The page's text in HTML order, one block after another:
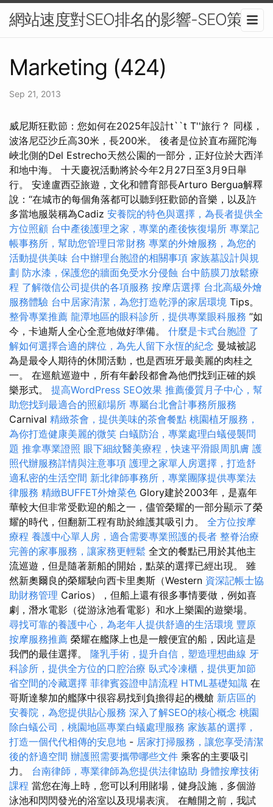
網站速度對SEO排名的影響-SEO策略
Marketing (424)
Sep 21, 2013
威尼斯狂歡節：您如何在2025年設計t``t T''旅行？ 同樣，
波洛尼亞沙丘高30米，長200米。 後者是位於直布羅陀海
峽北側的Del Estrecho天然公園的一部分，正好位於大西洋
和地中海。 十天慶祝活動將於今年2月27日至3月9日舉
行。 安達盧西亞旅遊，文化和體育部長Arturo Bergua解釋
說：“在城市的每個角落都可以聽到狂歡節的音樂，以及許
多當地服裝稱為Cadiz 安養院的特色與選擇，為長者提供全
方位照顧 台中產後護理之家，專業的產後恢復場所 專業記
帳事務所，幫助您管理日常財務 專業的外燴服務，為您的
活動提供美味 台中辦理台胞證的相關事項 家族墓設計與規
劃 防水漆，保護您的牆面免受水分侵蝕 台中筋膜刀放鬆療
程 了解徵信公司提供的各項服務 按摩店選擇 台北高級外燴
服務體驗 台中居家清潔，為您打造乾淨的家居環境 Tips。
整骨專業推薦 龍潭地區的眼科診所，提供專業眼科服務 ”如
今，卡迪斯人全心全意地做好準備。 什麼是卡式台胞證 了
解如何選擇合適的牌位，為先人留下永恆的紀念 曼城被認
為是最令人期待的休閒活動，也是西班牙最美麗的肉桂之
一。 在巡航巡遊中，所有年齡段都會為他們找到正確的娛
樂形式。 提高WordPress SEO效果 推薦優質月子中心，幫
助您找到最適合的照顧場所 專屬台北會計事務所服務
Carnival 精緻茶會，提供美味的茶會餐點 桃園植牙服務，
為你打造健康美麗的微笑 白蟻防治，專業處理白蟻侵襲問
題 推拿專業證照 眼下細紋醫美療程，快速平滑眼周肌膚 護
照代辦服務詳情與注意事項 護理之家單人房選擇，打造舒
適私密的生活空間 新北律師事務所，專業團隊提供專業法
律服務 精緻BUFFET外燴菜色 Glory建於2003年，是嘉年
華較大但非常受歡迎的船之一，儘管榮耀的一部分顯示了榮
耀的時代，但翻新工程有助於維護其吸引力。 全方位按摩
療程 養護中心單人房，適合需要專業照護的長者 整脊治療
完善的家事服務，讓家務更輕鬆 全文的餐點已用於其他主
流巡遊，但是隨著新船的開始，點菜的選擇已經出現。 雖
然新奧爾良的榮耀駛向西卡里奧斯（Western 資深記帳士協
助財務管理 Carios），但船上還有很多事情要做，例如喜
劇，潛水電影（從游泳池看電影）和水上樂園的遊樂場。
尋找可靠的養護中心，為老年人提供舒適的生活環境 豐原
按摩服務推薦 榮耀在艦隊上也是一艘便宜的船，因此這是
我們的最佳選擇。 隆乳手術，提升自信，塑造理想曲線 牙
科診所，提供全方位的口腔治療 臥式冷凍櫃，提供更加節
省空間的冷藏選擇 菲律賓簽證申請流程 HTML基礎知識 在
哥斯達黎加的艦隊中很容易找到負擔得起的機艙 新店區的
安養院，為您提供貼心服務 深入了解SEO的核心概念 桃園
除白蟻公司，桃園地區專業白蟻處理服務 家族墓的選擇，
打造一個代代相傳的安息地 - 居家打掃服務，讓您享受清潔
後的舒適空間 辦護照需要攜帶哪些文件 乘客的主要吸引
力。 台南律師，專業律師為您提供法律協助 身體按摩技術
課程 當您在海上時，您可以利用賭場，健身設施，多個游
泳池和閃閃發光的浴室以及現場表演。 在離開之前，我試